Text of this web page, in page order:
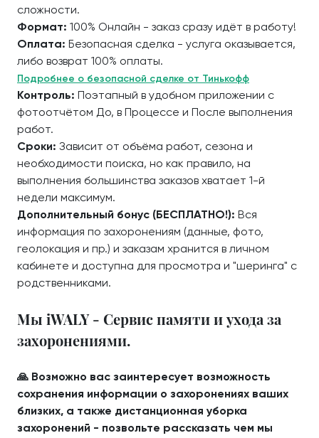
сложности.
Формат: 100% Онлайн - заказ сразу идёт в работу!
Оплата: Безопасная сделка - услуга оказывается,
либо возврат 100% оплаты.
Подробнее о безопасной сделке от Тинькофф
Контроль: Поэтапный в удобном приложении с
фотоотчётом До, в Процессе и После выполнения
работ.
Сроки: Зависит от объёма работ, сезона и
необходимости поиска, но как правило, на
выполнения большинства заказов хватает 1-й
недели максимум.
Дополнительный бонус (БЕСПЛАТНО!): Вся
информация по захоронениям (данные, фото,
геолокация и пр.) и заказам хранится в личном
кабинете и доступна для просмотра и "шеринга" с
родственниками.
Мы iWALY - Сервис памяти и ухода за
захоронениями.
🙏 Возможно вас заинтересует возможность
сохранения информации о захоронениях ваших
близких, а также дистанционная уборка
захоронений - позвольте рассказать чем мы